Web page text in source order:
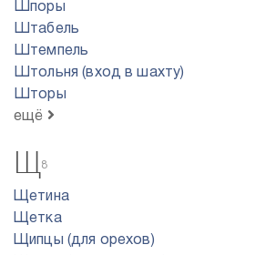
Шпоры
Штабель
Штемпель
Штольня (вход в шахту)
Шторы
ещё
Щ8
Щетина
Щетка
Щипцы (для орехов)